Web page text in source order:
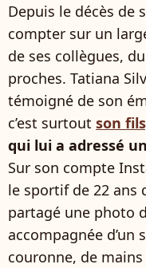
Depuis le décès de
compter sur un
de ses collègues,
proches. Tatiana
témoigné de son
c’est surtout son
qui lui a adressé
Sur son compte
le sportif de 22 ans
partagé une photo
accompagnée d’un
couronne, de